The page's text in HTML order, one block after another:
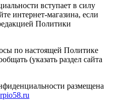
вступает в силу
интернет-магазина, если
Политики
по настоящей Политике
(указать раздел сайта
размещена